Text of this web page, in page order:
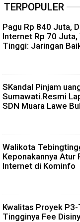
TERPOPULER
Pagu Rp 840 Juta,
Internet Rp 70
Tinggi: Jaringan
SKandal Pinjam
Sumawati.Resmi
SDN Muara Lawe
Walikota
Keponakannya Atur
Internet di Kominfo
Kwalitas Proyek
Tingginya Fee